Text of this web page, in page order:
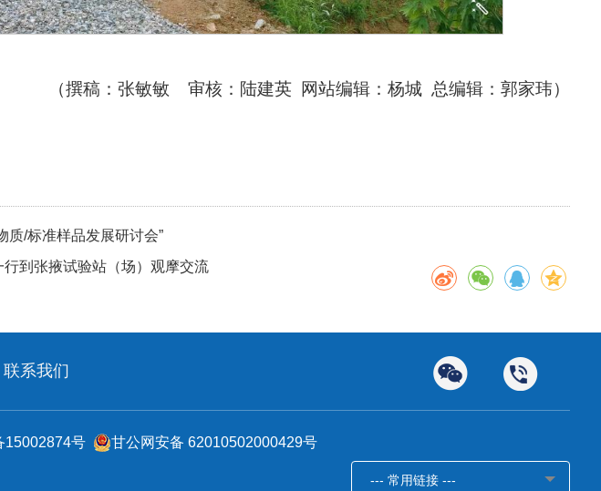
（撰稿：张敏敏 审核：陆建英 网站编辑：杨城 总编辑：郭家玮）
质/标准样品发展研讨会”
到张掖试验站（场）观摩交流
联系我们
15002874号 甘公网安备 62010502000429号
--- 常用链接 ---